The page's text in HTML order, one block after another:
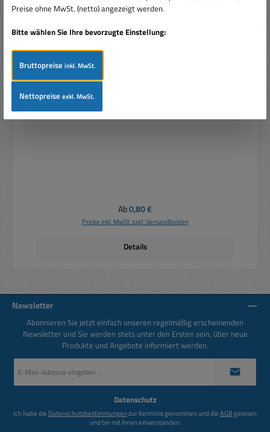
Adapter Cinchstecker auf BNC Kupplung
Regulärer Preis:
Ab0,80 €
Preise inkl. MwSt. zzgl. Versandkosten
Details
Newsletter
Abonnieren Sie jetzt einfach unseren regelmäßig erscheinenden
Newsletter und Sie werden stets unter den Ersten sein, über neue
Produkte und Angebote informiert werden.
Mail-
Datenschutz
Ich habe die Datenschutzbestimmungenzur Kenntnis genommen und dieAGBgelesen
und bin mit ihnen einverstanden.
Preise ohne MwSt. (netto) angezeigt werden.
Bitte wählen Sie Ihre bevorzugte Einstellung:
Bruttopreiseinkl. MwSt.
Nettopreiseexkl. MwSt.